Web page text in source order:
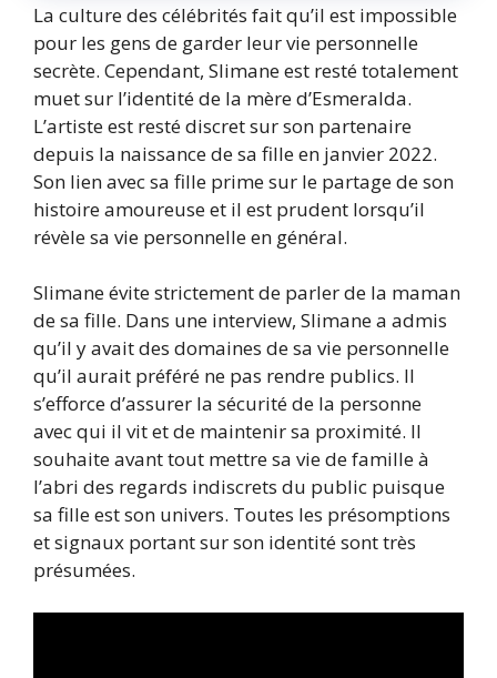
La culture des célébrités fait qu’il est impossible
pour les gens de garder leur vie personnelle
secrète. Cependant, Slimane est resté totalement
muet sur l’identité de la mère d’Esmeralda.
L’artiste est resté discret sur son partenaire
depuis la naissance de sa fille en janvier 2022.
Son lien avec sa fille prime sur le partage de son
histoire amoureuse et il est prudent lorsqu’il
révèle sa vie personnelle en général.
Slimane évite strictement de parler de la maman
de sa fille. Dans une interview, Slimane a admis
qu’il y avait des domaines de sa vie personnelle
qu’il aurait préféré ne pas rendre publics. Il
s’efforce d’assurer la sécurité de la personne
avec qui il vit et de maintenir sa proximité. Il
souhaite avant tout mettre sa vie de famille à
l’abri des regards indiscrets du public puisque
sa fille est son univers. Toutes les présomptions
et signaux portant sur son identité sont très
présumées.